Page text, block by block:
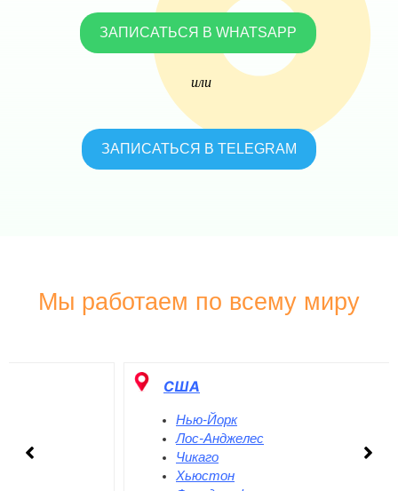
ЗАПИСАТЬСЯ В WHATSAPP
или
ЗАПИСАТЬСЯ В TELEGRAM
Мы работаем по всему миру